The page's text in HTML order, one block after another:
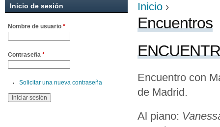
Se encuentra
Inicio ›
Encuentros
Encuentro con
de Madrid.
Al piano:
Inicio de sesión
Nombre de usuario *
Contraseña *
Solicitar una nueva contraseña